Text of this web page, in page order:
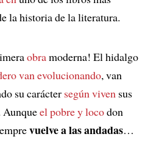
la historia de la literatura.
obramoderna! El hidalgo
van evolucionando, van
su carácter según viven sus
Aunqueel pobre y locodon
vuelve a las andadas…